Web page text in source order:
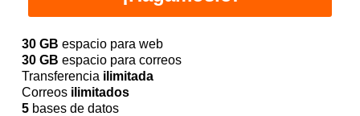
30 GB espacio para web
30 GB espacio para correos
Transferencia ilimitada
Correos ilimitados
5 bases de datos